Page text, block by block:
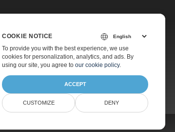
Precios
Soporte De Pago
Acerca De
COOKIE NOTICE
To provide you with the best experience, we use
cookies for personalization, analytics, and ads. By
using our site, you agree to our cookie policy.
ACCEPT
CUSTOMIZE DENY